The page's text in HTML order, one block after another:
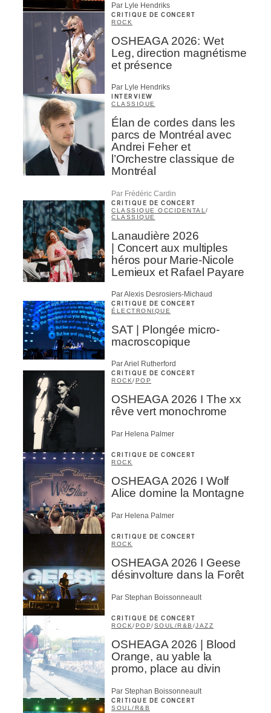
Par Lyle Hendriks
CRITIQUE DE CONCERT
ROCK
OSHEAGA 2026: Wet
Leg, direction magnétisme
et présence
Par Lyle Hendriks
INTERVIEW
CLASSIQUE
Élan de cordes dans les
parcs de Montréal avec
Andrei Feher et
l’Orchestre classique de
Montréal
Par Frédéric Cardin
CRITIQUE DE CONCERT
CLASSIQUE OCCIDENTAL /
CLASSIQUE
Lanaudière 2026
| Concert aux multiples
héros pour Marie-Nicole
Lemieux et Rafael Payare
Par Alexis Desrosiers-Michaud
CRITIQUE DE CONCERT
ÉLECTRONIQUE
SAT | Plongée micro-
macroscopique
Par Ariel Rutherford
CRITIQUE DE CONCERT
ROCK/ POP
OSHEAGA 2026 I The xx
rêve vert monochrome
Par Helena Palmer
CRITIQUE DE CONCERT
ROCK
OSHEAGA 2026 I Wolf
Alice domine la Montagne
Par Helena Palmer
CRITIQUE DE CONCERT
ROCK
OSHEAGA 2026 I Geese
désinvolture dans la Forêt
Par Stephan Boissonneault
CRITIQUE DE CONCERT
ROCK/ POP/SOUL/R&B /JAZZ
OSHEAGA 2026 | Blood
Orange, au yable la
promo, place au divin
Par Stephan Boissonneault
CRITIQUE DE CONCERT
SOUL/R&B